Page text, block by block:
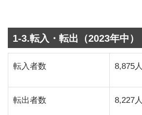
1-3.転入・転出（2023年中）
転入者数 8,875人
転出者数 8,227人